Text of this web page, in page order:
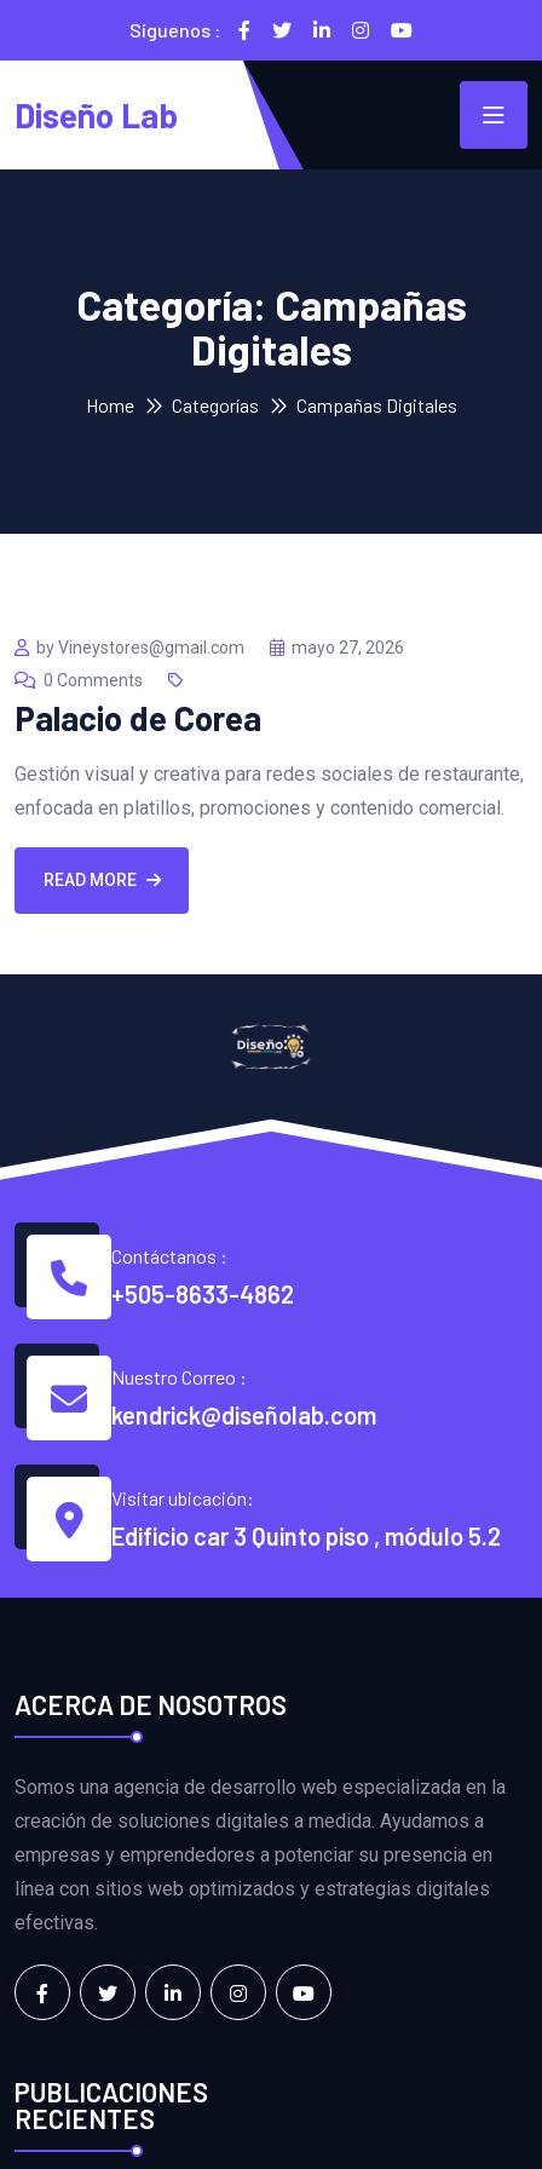
Síguenos :
Diseño Lab
Categoría: Campañas
Digitales
Home Categorías Campañas Digitales
by Vineystores@gmail.com
mayo 27, 2026
0 Comments
Palacio de Corea
Gestión visual y creativa para redes sociales de restaurante,
enfocada en platillos, promociones y contenido comercial.
READ MORE
Contáctanos :
+505-8633-4862
Nuestro Correo :
kendrick@diseñolab.com
Visitar ubicación:
Edificio car 3 Quinto piso , módulo 5.2
ACERCA DE NOSOTROS
Somos una agencia de desarrollo web especializada en la
creación de soluciones digitales a medida. Ayudamos a
empresas y emprendedores a potenciar su presencia en
línea con sitios web optimizados y estrategias digitales
efectivas.
PUBLICACIONES
RECIENTES